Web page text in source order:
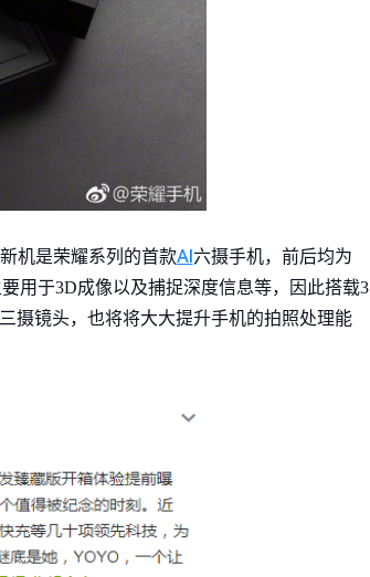
机是荣耀系列的首款AI 六摄手机，前后均为
用于3D成像以及捕捉深度信息等，因此搭载3
摄镜头，也将将大大提升手机的拍照处理能